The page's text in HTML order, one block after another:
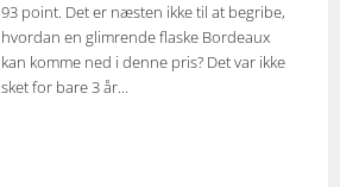
93 point. Det er næsten ikke til at begribe,
hvordan en glimrende flaske Bordeaux
kan komme ned i denne pris? Det var ikke
sket for bare 3 år...